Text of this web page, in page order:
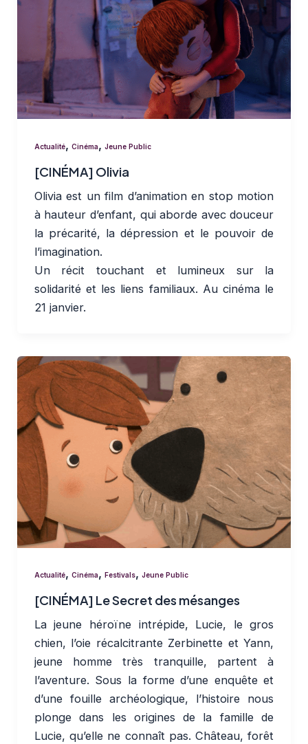
Actualité, Cinéma, Jeune Public
[CINÉMA] Olivia
Olivia est un film d’animation en stop motion
à hauteur d’enfant, qui aborde avec douceur
la précarité, la dépression et le pouvoir de
l’imagination.
Un récit touchant et lumineux sur la
solidarité et les liens familiaux. Au cinéma le
21 janvier.
Actualité, Cinéma, Festivals, Jeune Public
[CINÉMA] Le Secret des mésanges
La jeune héroïne intrépide, Lucie, le gros
chien, l’oie récalcitrante Zerbinette et Yann,
jeune homme très tranquille, partent à
l’aventure. Sous la forme d’une enquête et
d’une fouille archéologique, l’histoire nous
plonge dans les origines de la famille de
Lucie, qu’elle ne connaît pas. Château, forêt